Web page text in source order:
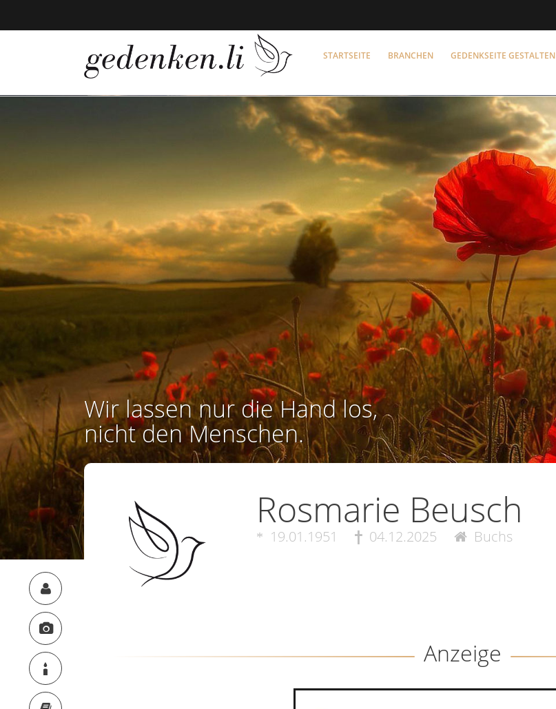
STARTSEITE BRANCHEN GEDENKSEITE GESTALTEN
Wir lassen nur die Hand los,
nicht den Menschen.
Rosmarie Beusch
19.01.1951 04.12.2025 Buchs
Anzeige